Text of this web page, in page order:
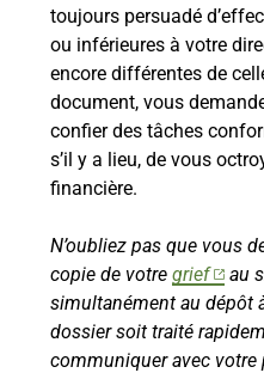
toujours persuadé
ou inférieures à votre
encore différentes de
document, vous
confier des tâches
s’il y a lieu, de vous
financière.
N’oubliez pas que vous
copie de votregrief
au
simultanément au dépôt
dossier soit traité
communiquer avec votre